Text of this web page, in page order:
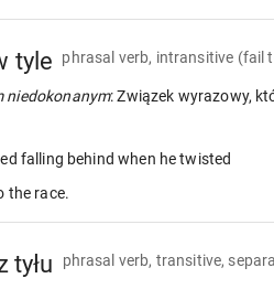
tyle phrasal verb, intransitive (fail
niedokonanym: Związek wyrazowy,
falling behind when he twisted
the race.
tyłu phrasal verb, transitive,